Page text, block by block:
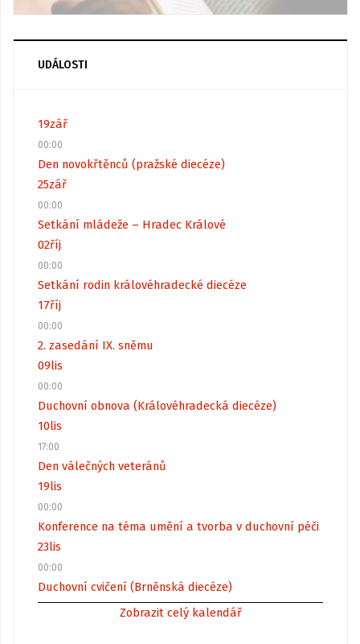
UDÁLOSTI
19zář
00:00
Den novokřtěnců (pražské diecéze)
25zář
00:00
Setkání mládeže – Hradec Králové
02říj
00:00
Setkání rodin královéhradecké diecéze
17říj
00:00
2. zasedání IX. sněmu
09lis
00:00
Duchovní obnova (Královéhradecká diecéze)
10lis
17:00
Den válečných veteránů
19lis
00:00
Konference na téma umění a tvorba v duchovní péči
23lis
00:00
Duchovní cvičení (Brněnská diecéze)
Zobrazit celý kalendář